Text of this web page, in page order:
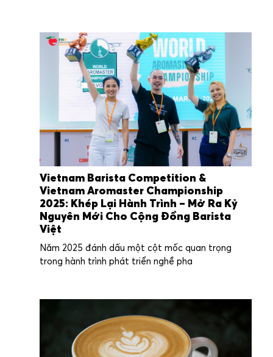
Vietnam Barista Competition &
Vietnam Aromaster Championship
2025: Khép Lại Hành Trình – Mở Ra Kỷ
Nguyên Mới Cho Cộng Đồng Barista
Việt
Năm 2025 đánh dấu một cột mốc quan trọng
trong hành trình phát triển nghề pha